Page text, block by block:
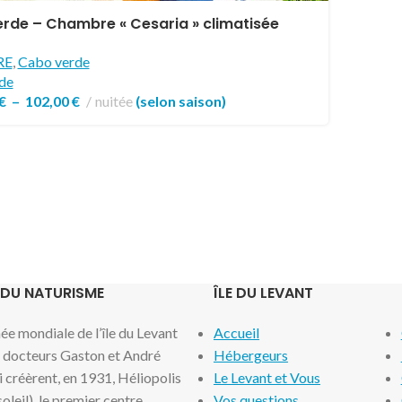
– Chambre « Cesaria » climatisée
, Cabo verde
– 102,00€ nuitée(selon saison)
NATURISME
mondiale de l’île du Levant
Gaston et André
créèrent, en 1931, Héliopolis
ÎLE DU LEVANT
Accueil
Hébergeurs
Le Levant et Vous